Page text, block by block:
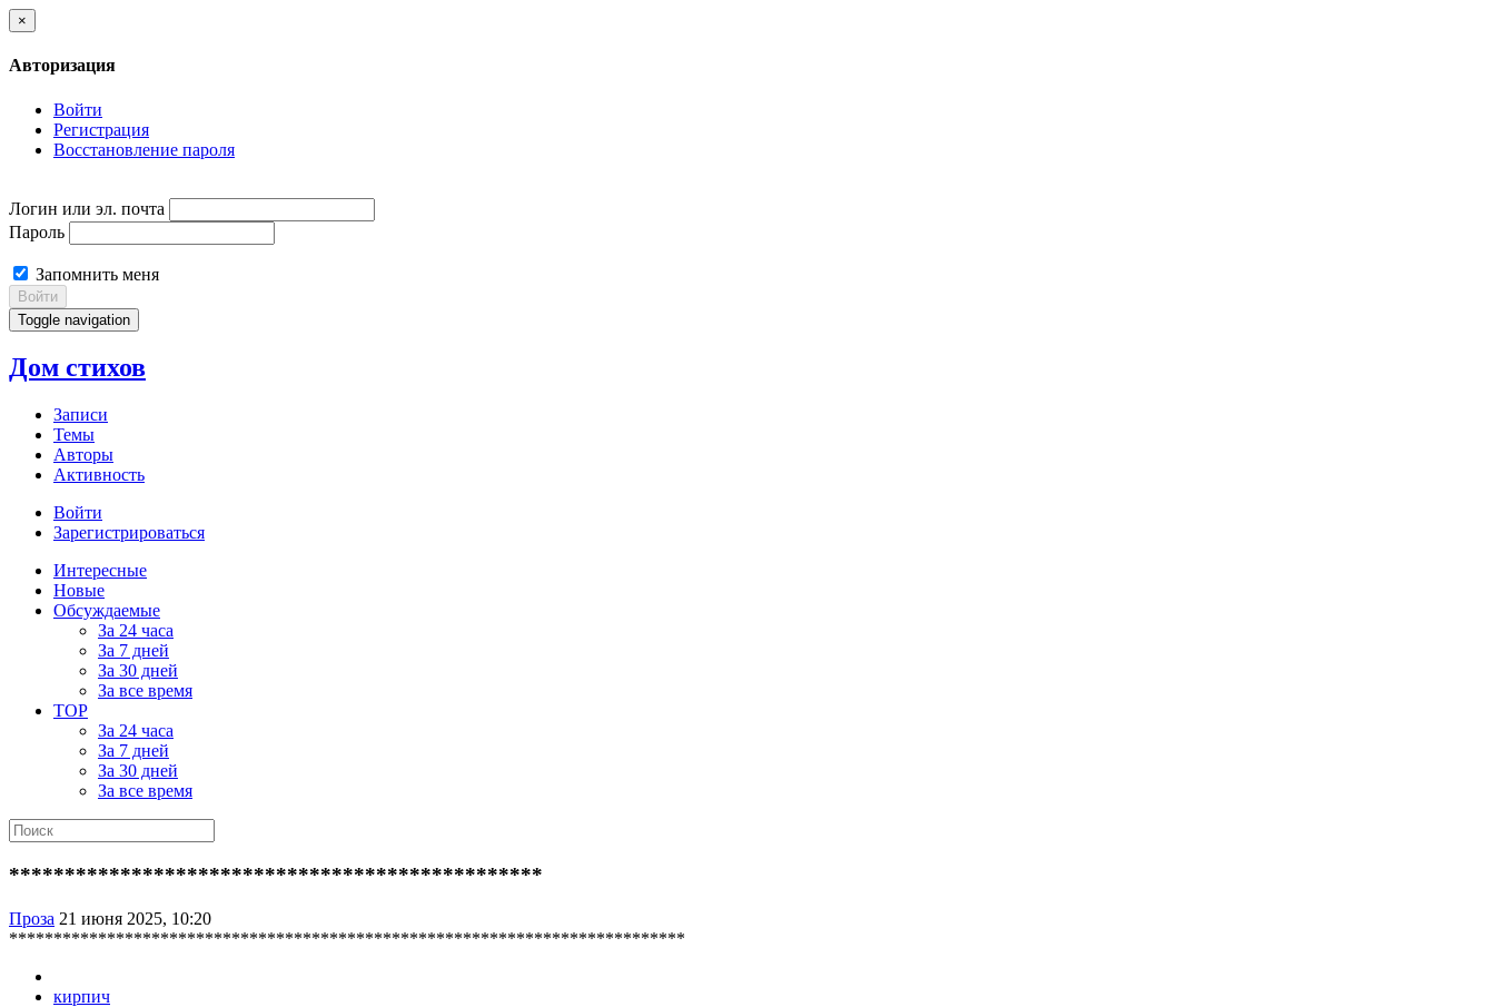
×
Авторизация
Войти
Регистрация
Восстановление пароля
Логин или эл. почта
Пароль
Запомнить меня
Войти
Toggle navigation
Дом стихов
Записи
Темы
Авторы
Активность
Войти
Зарегистрироваться
Интересные
Новые
Обсуждаемые
За 24 часа
За 7 дней
За 30 дней
За все время
TOP
За 24 часа
За 7 дней
За 30 дней
За все время
************************************************
Проза 21 июня 2025, 10:20
****************************************************************************
кирпич